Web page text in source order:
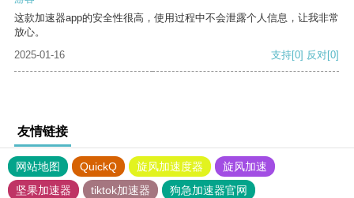
这款加速器app的安全性很高，使用过程中不会泄露个人信息，让我非常
放心。
2025-01-16
支持[0] 反对[0]
友情链接
网站地图 QuickQ 旋风加速度器
旋风加速
坚果加速器
tiktok加速器
狗急加速器官网